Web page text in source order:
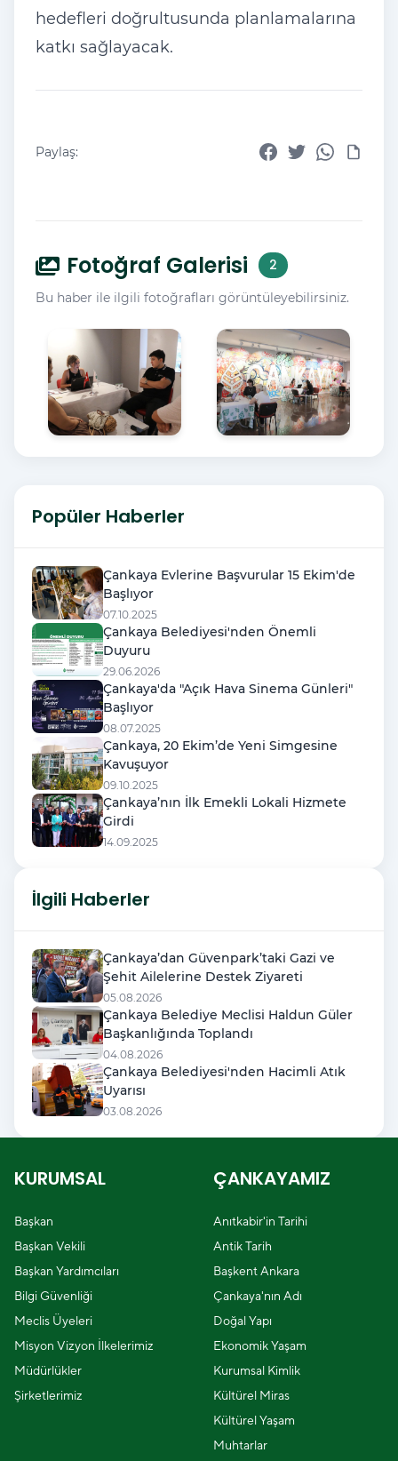
hedefleri doğrultusunda planlamalarına
katkı sağlayacak.
Paylaş:
Fotoğraf Galerisi 2
Bu haber ile ilgili fotoğrafları görüntüleyebilirsiniz.
Popüler Haberler
Çankaya Evlerine Başvurular 15 Ekim'de
Başlıyor
07.10.2025
Çankaya Belediyesi'nden Önemli
Duyuru
29.06.2026
Çankaya'da "Açık Hava Sinema Günleri"
Başlıyor
08.07.2025
Çankaya, 20 Ekim’de Yeni Simgesine
Kavuşuyor
09.10.2025
Çankaya’nın İlk Emekli Lokali Hizmete
Girdi
14.09.2025
İlgili Haberler
Çankaya’dan Güvenpark’taki Gazi ve
Şehit Ailelerine Destek Ziyareti
05.08.2026
Çankaya Belediye Meclisi Haldun Güler
Başkanlığında Toplandı
04.08.2026
Çankaya Belediyesi'nden Hacimli Atık
Uyarısı
03.08.2026
KURUMSAL
Başkan
Başkan Vekili
Başkan Yardımcıları
Bilgi Güvenliği
Meclis Üyeleri
Misyon Vizyon İlkelerimiz
Müdürlükler
Şirketlerimiz
ÇANKAYAMIZ
Anıtkabir'in Tarihi
Antik Tarih
Başkent Ankara
Çankaya'nın Adı
Doğal Yapı
Ekonomik Yaşam
Kurumsal Kimlik
Kültürel Miras
Kültürel Yaşam
Muhtarlar